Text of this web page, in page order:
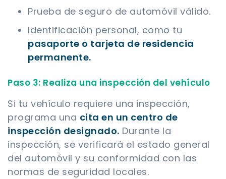
Prueba de seguro de automóvil válido.
Identificación personal, como tu
pasaporte o tarjeta de residencia
permanente.
Paso 3: Realiza una inspección del vehículo
Si tu vehículo requiere una inspección,
programa una cita en un centro de
inspección designado. Durante la
inspección, se verificará el estado general
del automóvil y su conformidad con las
normas de seguridad locales.